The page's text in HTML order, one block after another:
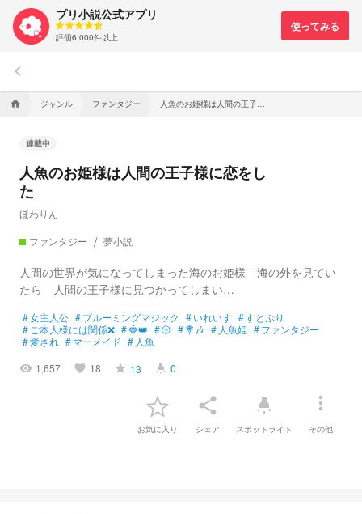
プリ小説公式アプリ
評価6,000件以上
keyboard_arrow_left
home ジャンル ファンタジー
連載中
人魚のお姫様は人間の王子様に恋をし
た
ほわりん
ファンタジー
夢小説
人間の世界が気になってしまった海のお姫様 海の外を見てい
たら 人間の王子様に見つかってしまい…
#女主人公 #ブルーミングマジック #いれいす #すとぷり
# ご本人様には関係❌ #🍓👑 #🎲 #💐🎶 # 人魚姫 #ファンタジー
#愛され #マーメイド # 人魚
visibility 1,657 favorite 18 grade 13 highlight 0
お気に入り
share
シェア
highlight
スポットライト
more_vert
その他